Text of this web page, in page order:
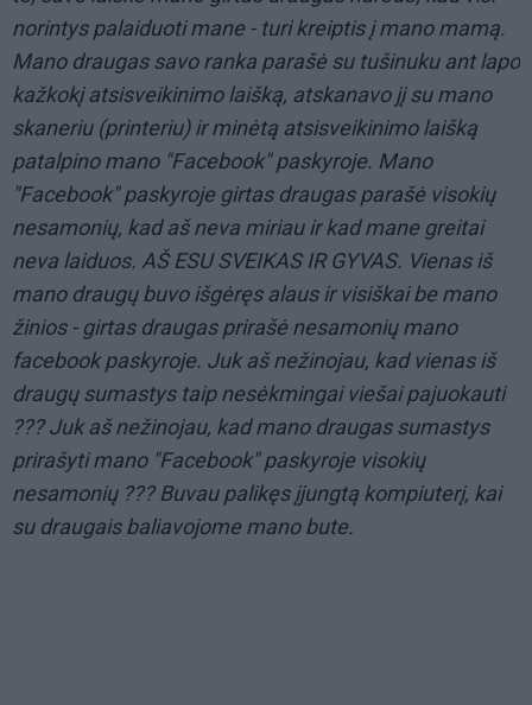
norintys palaiduoti mane - turi kreiptis į mano mamą.
Mano draugas savo ranka parašė su tušinuku ant lapo
kažkokį atsisveikinimo laišką, atskanavo jį su mano
skaneriu (printeriu) ir minėtą atsisveikinimo laišką
patalpino mano "Facebook" paskyroje. Mano
"Facebook" paskyroje girtas draugas parašė visokių
nesamonių, kad aš neva miriau ir kad mane greitai
neva laiduos. AŠ ESU SVEIKAS IR GYVAS. Vienas iš
mano draugų buvo išgėręs alaus ir visiškai be mano
žinios - girtas draugas prirašė nesamonių mano
facebook paskyroje. Juk aš nežinojau, kad vienas iš
draugų sumastys taip nesėkmingai viešai pajuokauti
??? Juk aš nežinojau, kad mano draugas sumastys
prirašyti mano "Facebook" paskyroje visokių
nesamonių ??? Buvau palikęs įjungtą kompiuterį, kai
su draugais baliavojome mano bute.